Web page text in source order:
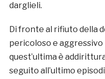
darglieli.
Di fronte al rifiuto della
pericoloso e
quest’ultima è
seguito all’ultimo